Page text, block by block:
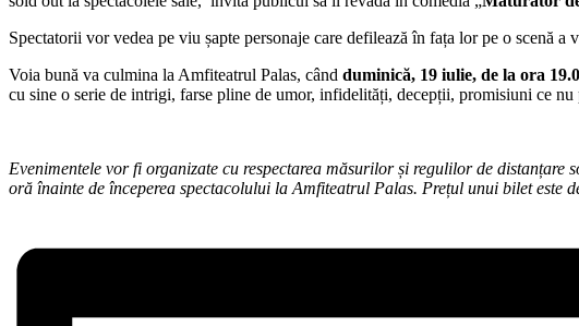
Spectatorii vor vedea pe viu șapte personaje care defilează în fața lor pe o scenă
Voia bună va culmina la Amfiteatrul Palas, când duminică, 19 iulie, de la ora
cu sine o serie de intrigi, farse pline de umor, infidelități, decepții, promisiuni ce
Evenimentele vor fi organizate cu respectarea măsurilor și regulilor de
oră înainte de începerea spectacolului la Amfiteatrul Palas. Prețul unui bilet este